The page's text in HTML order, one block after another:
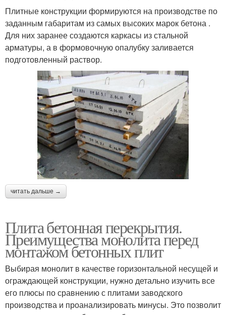
Плитные конструкции формируются на производстве по
заданным габаритам из самых высоких марок бетона .
Для них заранее создаются каркасы из стальной
арматуры, а в формовочную опалубку заливается
подготовленный раствор.
читать дальше →
Плита бетонная перекрытия.
Преимущества монолита перед
монтажом бетонных плит
Выбирая монолит в качестве горизонтальной несущей и
ограждающей конструкции, нужно детально изучить все
его плюсы по сравнению с плитами заводского
производства и проанализировать минусы. Это позволит